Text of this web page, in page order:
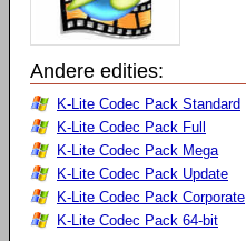
Andere edities:
K-Lite Codec Pack Standard
K-Lite Codec Pack Full
K-Lite Codec Pack Mega
K-Lite Codec Pack Update
K-Lite Codec Pack Corporate
K-Lite Codec Pack 64-bit